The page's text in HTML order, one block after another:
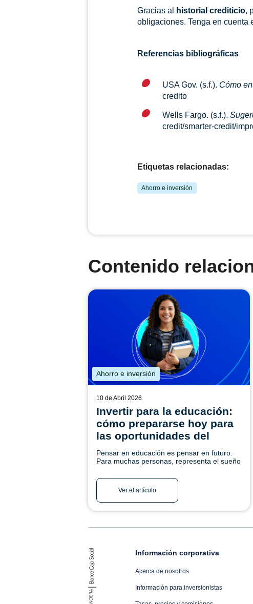
Gracias al historial crediticio,
obligaciones. Tenga en cuenta
Referencias bibliográficas
USA Gov. (s.f.). Cómo
credito
Wells Fargo. (s.f.).
credit/smarter-credit/
Etiquetas relacionadas:
Ahorro e inversión
Contenido
Ahorro e inversión
10 de Abril 2026
Invertir para la educación:
cómo prepararse hoy para
las oportunidades del
mañana
Pensar en educación es pensar en futuro.
Para muchas personas, representa el sueño
apoyar a un nieto en el inicio de su carrera o
incluso retomar un proyecto personal de
formación. ¡Conoce más!
Ver el artículo
Información corporativa
Acerca de nosotros
Información para inversionistas